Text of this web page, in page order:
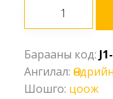
/4
өнгийн
(Safety
Барааны код:
Ангилал:
Шошго: цоож